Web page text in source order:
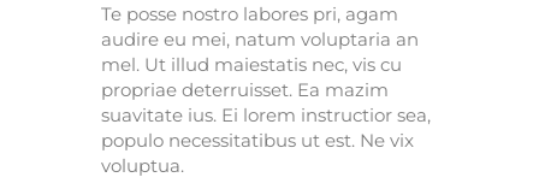
Te posse nostro labores pri, agam
audire eu mei, natum voluptaria an
mel. Ut illud maiestatis nec, vis cu
propriae deterruisset. Ea mazim
suavitate ius. Ei lorem instructior sea,
populo necessitatibus ut est. Ne vix
voluptua.